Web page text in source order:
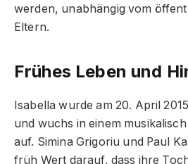
werden, unabhängig vom
Eltern.
Frühes Leben und
Isabella wurde am 20. April
und wuchs in einem
auf. Simina Grigoriu und Paul
früh Wert darauf, dass ihre